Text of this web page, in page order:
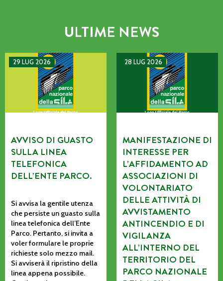
ULTIME NEWS
29 LUG 2026
AVVISO DI GUASTO SULLA LINEA TELEFONICA DELL’ENTE
AVVISO DI GUASTO
SULLA LINEA
TELEFONICA
DELL’ENTE PARCO.
Si avvisa la gentile utenza
che persiste un guasto sulla
linea telefonica dell’Ente
Parco. Pertanto, si invita a
voler formulare le proprie
richieste solo mezzo mail.
Si avviserà il ripristino della
linea appena possibile.
28 LUG 2026
MANIFESTAZIONE DI
MANIFESTAZIONE DI
INTERESSE PER
L’AFFIDAMENTO AD
ASSOCIAZIONI DI
VOLONTARIATO
DELLE ATTIVITÀ DI
AVVISTAMENTO
ANTINCENDIO E DI
VIGILANZA
ALL’INTERNO DEL
TERRITORIO DEL
PARCO NAZIONALE